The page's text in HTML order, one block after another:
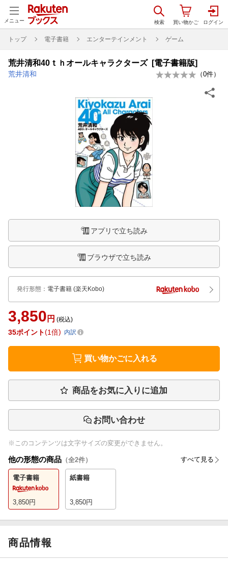
メニュー
トップ 電子書籍 エンターテインメント ゲーム
荒井清和40ｔｈオールキャラクターズ [電子書籍版]
荒井清和 （0件）
アプリで立ち読み
ブラウザで立ち読み
発行形態 ： 電子書籍 (楽天Kobo)
3,850 円 (税込)
35ポイント 1倍 内訳
買い物かごに入れる
商品をお気に入りに追加
お問い合わせ
※このコンテンツは文字サイズの変更ができません。
他の形態の商品 （全2件） すべて見る
電子書籍
3,850円
紙書籍
3,850円
商品情報